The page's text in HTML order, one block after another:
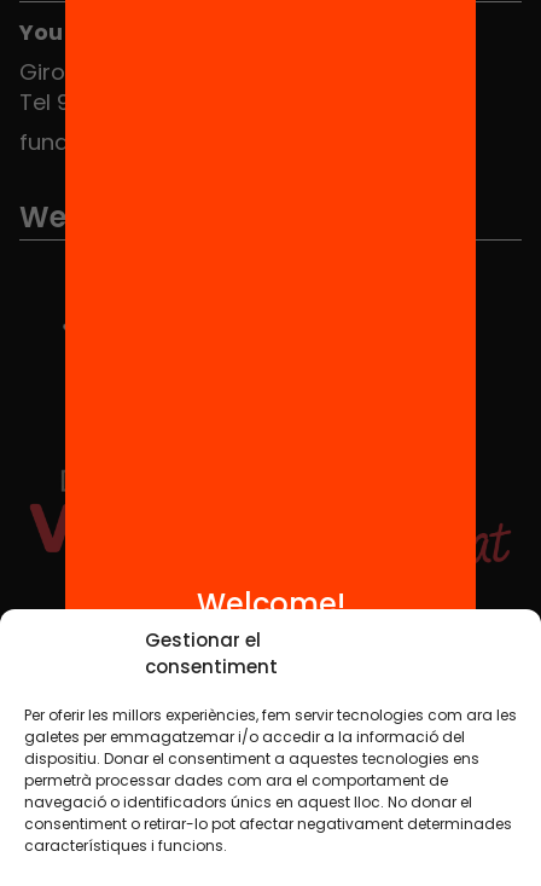
Gestionar el
consentiment
Per oferir les millors experiències, fem servir tecnologies com ara les
galetes per emmagatzemar i/o accedir a la informació del
dispositiu. Donar el consentiment a aquestes tecnologies ens
permetrà processar dades com ara el comportament de
navegació o identificadors únics en aquest lloc. No donar el
consentiment o retirar-lo pot afectar negativament determinades
característiques i funcions.
You can find us at the Social HUB
Girona 34, interior 08010 Barcelona
Tel 934 588 700
fundacio@equitat.org
We are part of...
Social Media
TW YTB IG FB IN
Legal NoticeCookie Policy
Welcome!